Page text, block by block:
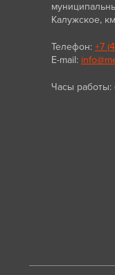
Калужское,
Телефон: +7
E-mail:
Часы работы: